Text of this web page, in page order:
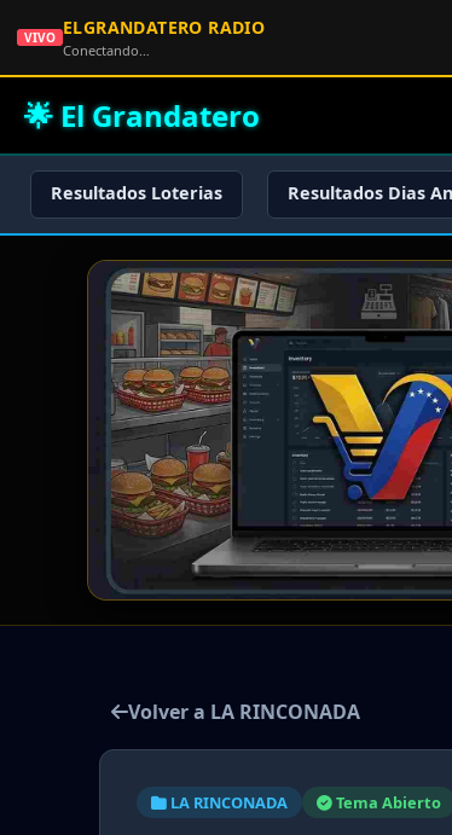
🌟 El Grandatero
Resultados Loterias Resultados Dias
Volver a LA RINCONADA
LA RINCONADA Tema Abierto
VIVO ELGRANDATERO RADIO
Conectando…